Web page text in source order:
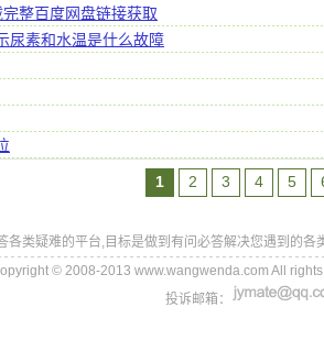
整百度网盘链接获取
尿素和水温是什么故障
1 2 3 4 5
各类疑难的平台,目标是做到有问必答解决您遇到的
© 2008-2013 www.wangwenda.com All
投诉邮箱：